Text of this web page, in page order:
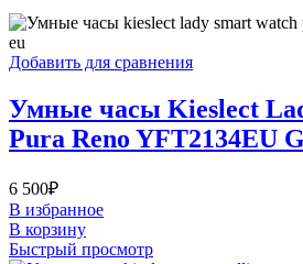
Добавить для сравнения
Умные часы Kieslect
Pura Reno YFT2134EU
6 500₽
В избранное
В корзину
Быстрый просмотр